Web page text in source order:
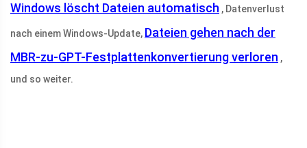
Windows löscht Dateien automatisch , Datenverlust
nach einem Windows-Update, Dateien gehen nach der
MBR-zu-GPT-Festplattenkonvertierung verloren ,
und so weiter.